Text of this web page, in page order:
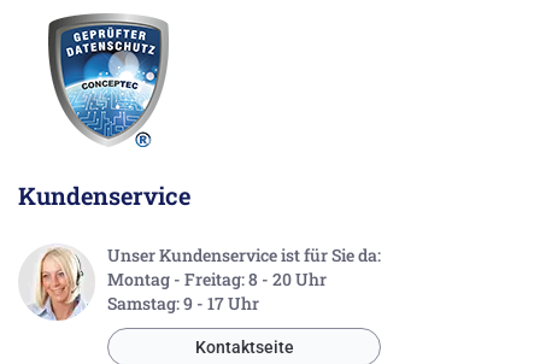
Kundenservice
Unser Kundenservice ist für Sie da:
Montag - Freitag: 8 - 20 Uhr
Samstag: 9 - 17 Uhr
Kontaktseite